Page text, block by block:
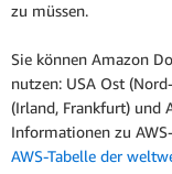
zu müssen.
Sie können Amazon
nutzen: USA Ost
(Irland, Frankfurt) und
Informationen zu
AWS-Tabelle der